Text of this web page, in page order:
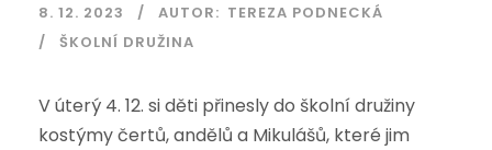
8. 12. 2023 AUTOR: TEREZA PODNECKÁ
ŠKOLNÍ DRUŽINA
V úterý 4. 12. si děti přinesly do školní družiny
kostýmy čertů, andělů a Mikulášů, které jim